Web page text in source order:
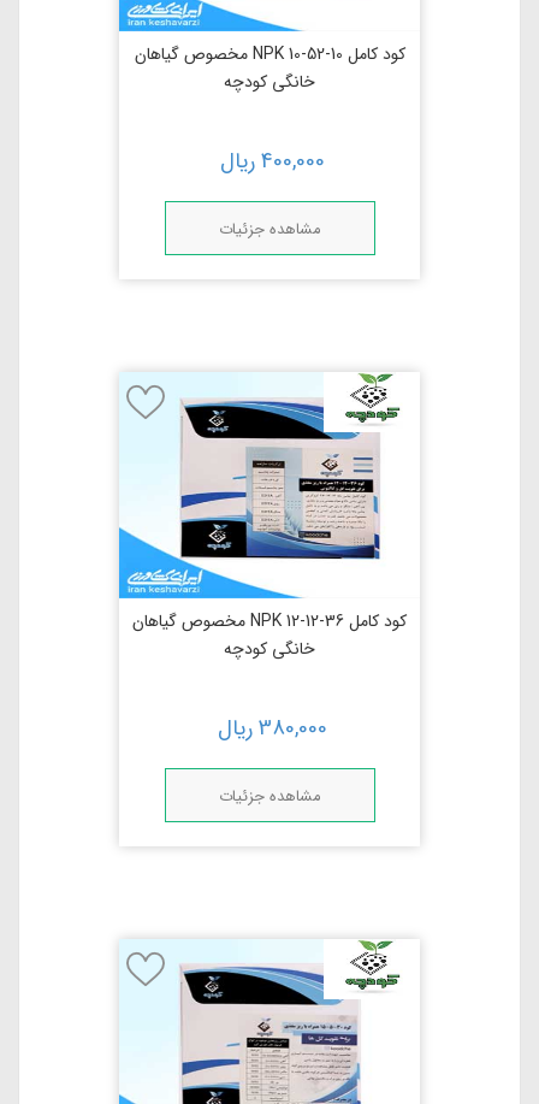
کود کامل NPK 10-52-10 مخصوص گیاهان
خانگی کودچه
400,000ریال
مشاهده جزئیات
کود کامل NPK 12-12-36 مخصوص گیاهان
خانگی کودچه
380,000ریال
مشاهده جزئیات